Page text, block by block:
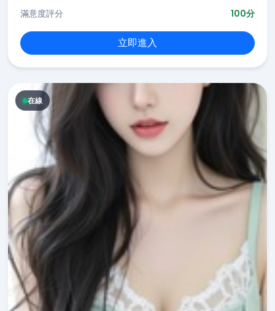
滿意度評分
100分
立即進入
在線